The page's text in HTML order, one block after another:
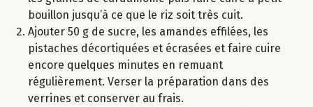
bouillon jusqu’à ce que le riz soit très cuit.
Ajouter 50 g de sucre, les amandes effilées, les
pistaches décortiquées et écrasées et faire cuire
encore quelques minutes en remuant
régulièrement. Verser la préparation dans des
verrines et conserver au frais.